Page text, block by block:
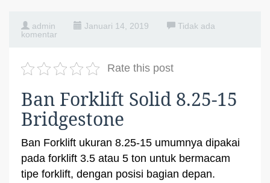
admin Januari 14, 2019
Tidak ada
komentar
Rate this post
Ban Forklift Solid 8.25-15
Bridgestone
Ban Forklift ukuran 8.25-15 umumnya dipakai
pada forklift 3.5 atau 5 ton untuk bermacam
tipe forklift, dengan posisi bagian depan.